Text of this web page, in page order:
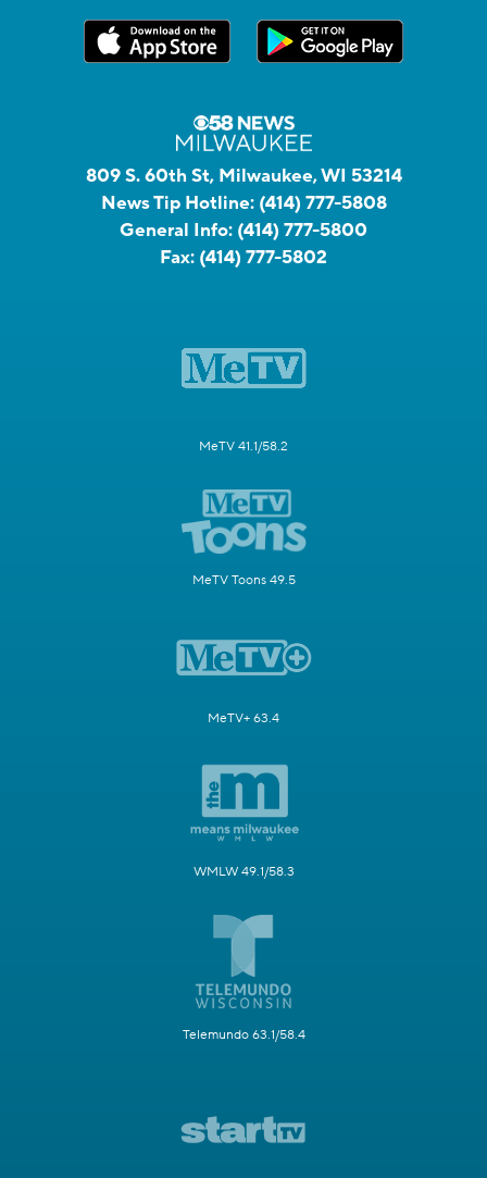
809 S. 60th St, Milwaukee, WI 53214
News Tip Hotline: (414) 777-5808
General Info: (414) 777-5800
Fax: (414) 777-5802
MeTV 41.1/58.2
MeTV Toons 49.5
MeTV+ 63.4
WMLW 49.1/58.3
Telemundo 63.1/58.4